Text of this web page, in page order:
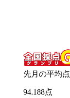
先月の平均点
94.188点